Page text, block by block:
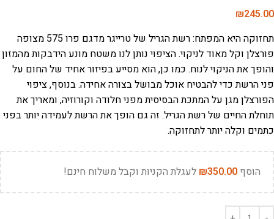
₪245.00
תחזוקה היא המפתח: רשת הגריל של טרייגר מדגם פרו 575 מצופה
פורצלן וקל מאוד לניקוי. הציפוי נותן לנו משטח מונע הידבקות מהמזון
והופך את הניקוי לנוח. כמו כן, הוא מסייע בפיזור אחיד של החום על
פני הרשת כדי להבטיח אוכל מבושל בצורה אחידה. בנוסף, ציפוי
הפורצלן מגן על המתכת הבסיסית מפני חלודה וקורוזיה, ומאריך את
תוחלת החיים של רשת הגריל. זה גם הופך את הרשת לעמידה יותר בפני
כתמים וקלה יותר לתחזוקה.
הוסף ₪350.00 לעגלת הקניות וקבל משלוח חינם!